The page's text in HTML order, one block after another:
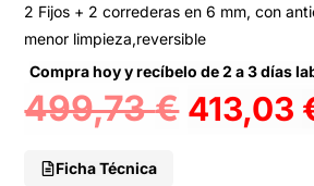
2 Fijos + 2 correderas en 6 mm, con
menor limpieza,reversible
Compra hoy y recíbelo de 2 a 3 días
499,73€ 413,03
Ficha Técnica